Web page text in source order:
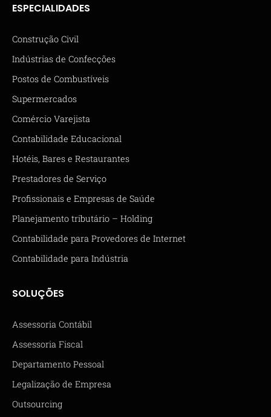
ESPECIALIDADES
Construção Civil
Indústrias de Confecções
Postos de Combustíveis
Supermercados
Comércio Varejista
Contabilidade Educacional
Hotéis, Bares e Restaurantes
Prestadores de Serviço
Profissionais e Empresas de Saúde
Planejamento tributário – Holding
Contabilidade para Provedores de Internet
Contabilidade para Indústria
SOLUÇÕES
Assessoria Contábil
Assessoria Fiscal
Departamento Pessoal
Legalização de Empresa
Outsourcing